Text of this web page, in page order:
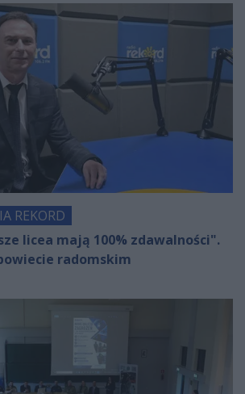
REKORD
licea mają 100% zdawalności".
radomskim